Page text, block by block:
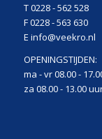
T 0228 - 562 528
F 0228 - 563 630
E info@veekro.nl
OPENINGSTIJDEN:
ma - vr 08.00 -
za 08.00 - 13.00